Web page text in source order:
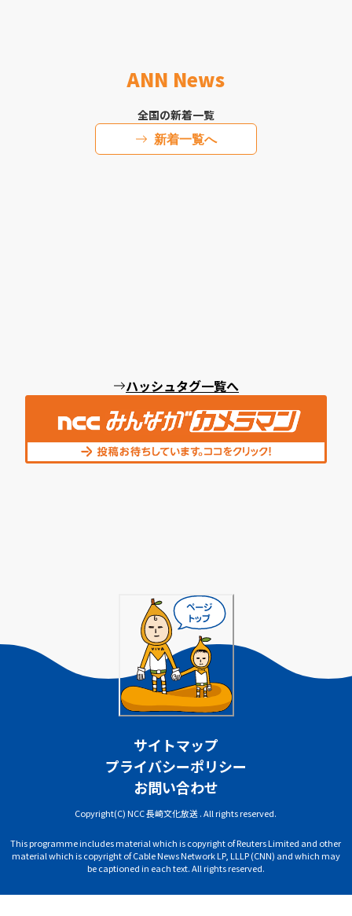
ANN News
全国の新着一覧
新着一覧へ
ハッシュタグ一覧へ
サイトマップ
プライバシーポリシー
お問い合わせ
Copyright(C) NCC 長崎文化放送 . All rights reserved.
This programme includes material which is copyright of Reuters Limited and other
material which is copyright of Cable News Network LP, LLLP (CNN) and which may
be captioned in each text. All rights reserved.